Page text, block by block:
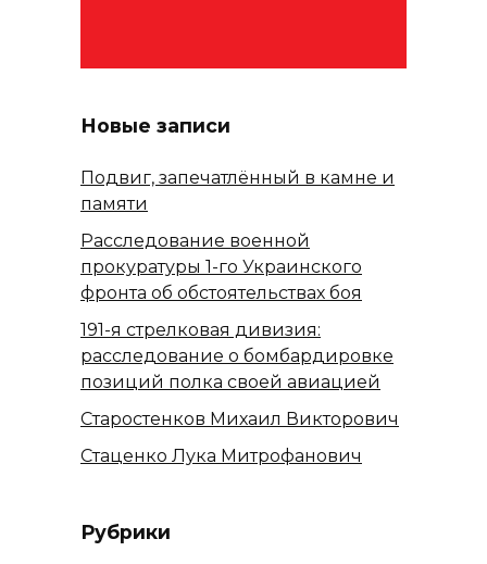
Новые записи
Подвиг, запечатлённый в камне и
памяти
Расследование военной
прокуратуры 1-го Украинского
фронта об обстоятельствах боя
191-я стрелковая дивизия:
расследование о бомбардировке
позиций полка своей авиацией
Старостенков Михаил Викторович
Стаценко Лука Митрофанович
Рубрики